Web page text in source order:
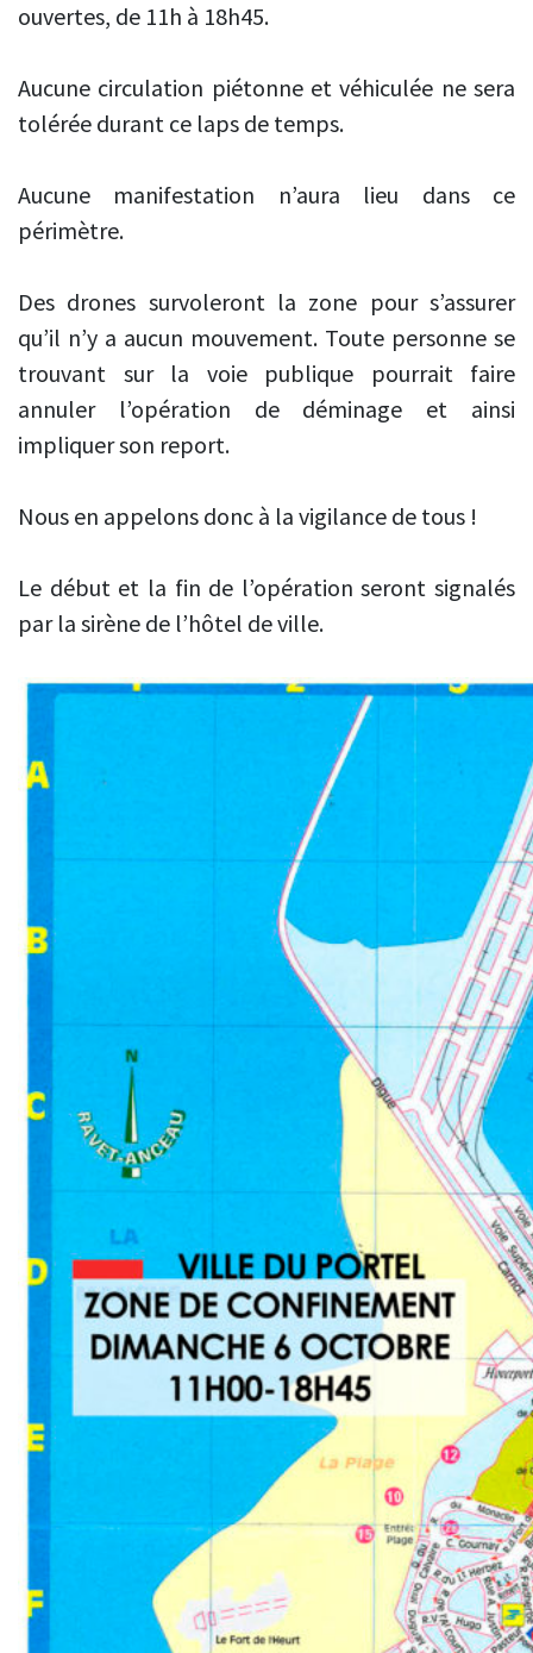
ouvertes, de 11h à 18h45.
Aucune circulation piétonne et véhiculée ne sera
tolérée durant ce laps de temps.
Aucune manifestation n’aura lieu dans ce
périmètre.
Des drones survoleront la zone pour s’assurer
qu’il n’y a aucun mouvement. Toute personne se
trouvant sur la voie publique pourrait faire
annuler l’opération de déminage et ainsi
impliquer son report.
Nous en appelons donc à la vigilance de tous !
Le début et la fin de l’opération seront signalés
par la sirène de l’hôtel de ville.